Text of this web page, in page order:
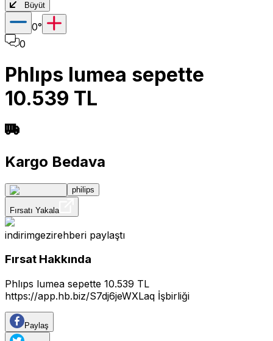
Büyüt
0°
0
Phlıps lumea sepette
10.539 TL
Kargo Bedava
philips
Fırsatı Yakala
indirimgezirehberi paylaştı
Fırsat Hakkında
Phlıps lumea sepette 10.539 TL
https://app.hb.biz/S7dj6jeWXLaq İşbirliği
Paylaş